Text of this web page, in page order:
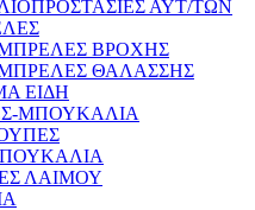
ΑΥΤ/ΤΩΝ
ΒΡΟΧΗΣ
ΘΑΛΑΣΣΗΣ
ΕΙΔΗ
ΜΠΟΥΚΑΛΙΑ
ΛΑΙΜΟΥ